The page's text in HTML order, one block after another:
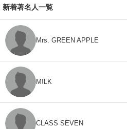
新着著名人一覧
Mrs. GREEN APPLE
M!LK
CLASS SEVEN